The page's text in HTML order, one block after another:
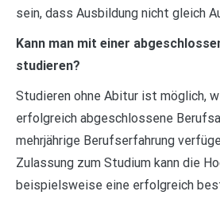
sein, dass Ausbildung nicht gleich
Kann man mit einer
studieren?
Studieren ohne Abitur ist möglich,
erfolgreich abgeschlossene
mehrjährige Berufserfahrung
Zulassung zum Studium kann die
beispielsweise eine erfolgreich